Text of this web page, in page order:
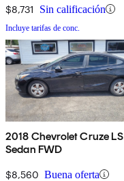
$8,731 Sin calificación
Incluye tarifas de conc.
2018 Chevrolet Cruze LS
Sedan FWD
$8,560 Buena oferta